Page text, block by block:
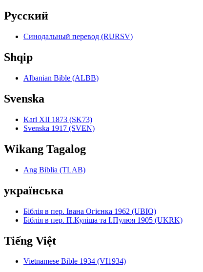
Pyccкий
Синодальный перевод (RURSV)
Shqip
Albanian Bible (ALBB)
Svenska
Karl XII 1873 (SK73)
Svenska 1917 (SVEN)
Wikang Tagalog
Ang Biblia (TLAB)
українська
Біблія в пер. Івана Огієнка 1962 (UBIO)
Біблія в пер. П.Куліша та І.Пулюя 1905 (UKRK)
Tiếng Việt
Vietnamese Bible 1934 (VI1934)